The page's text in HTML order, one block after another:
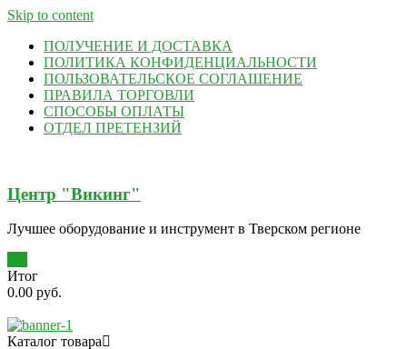
Skip to content
ПОЛУЧЕНИЕ И ДОСТАВКА
ПОЛИТИКА КОНФИДЕНЦИАЛЬНОСТИ
ПОЛЬЗОВАТЕЛЬСКОЕ СОГЛАШЕНИЕ
ПРАВИЛА ТОРГОВЛИ
СПОСОБЫ ОПЛАТЫ
ОТДЕЛ ПРЕТЕНЗИЙ
Центр "Викинг"
Лучшее оборудование и инструмент в Тверском регионе
Итог
0.00 руб.
Каталог товара